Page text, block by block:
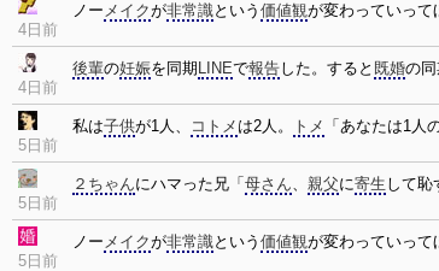
4日前
ノー メイクが非常識という 価値観が変わっていって
4日前
後輩の妊娠を同期 LINEで報告した。すると 既婚の同
5日前
私は子供が1人、 コトメ は2人。 トメ 「あなたは1人
5日前
２ちゃんにハマった兄「 母さん、 親父に寄生 して恥
5日前
ノー メイクが非常識という 価値観が変わっていって